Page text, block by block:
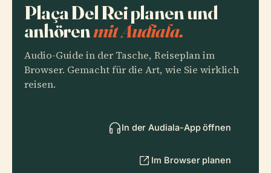
Plaça Del Rei planen und
anhörenmit Audiala.
Audio-Guide in der Tasche, Reiseplan im
Browser. Gemacht für die Art, wie Sie wirklich
reisen.
In der Audiala-App öffnen
Im Browser planen